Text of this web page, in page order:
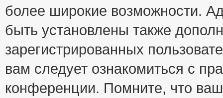
более широкие возможности.
быть установлены также
зарегистрированных
вам следует ознакомиться с
конференции. Помните, что